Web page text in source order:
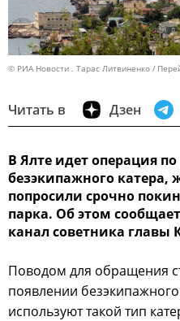
© РИА Новости . Тарас Литвиненко
Читать в Дзен
В Ялте идет операция
безэкипажного катера,
попросили срочно
парка. Об этом
канал советника
Поводом для обращения
появлении
используют такой тип